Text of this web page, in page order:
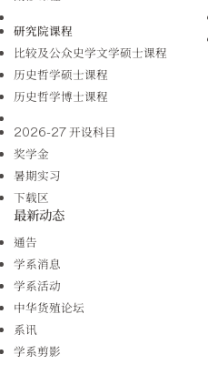
研究院课程
比较及公众史学文学硕士课程
历史哲学硕士课程
历史哲学博士课程
2026-27 开设科目
奖学金
暑期实习
下载区
最新动态
通告
学系消息
学系活动
中华货殖论坛
系讯
学系剪影